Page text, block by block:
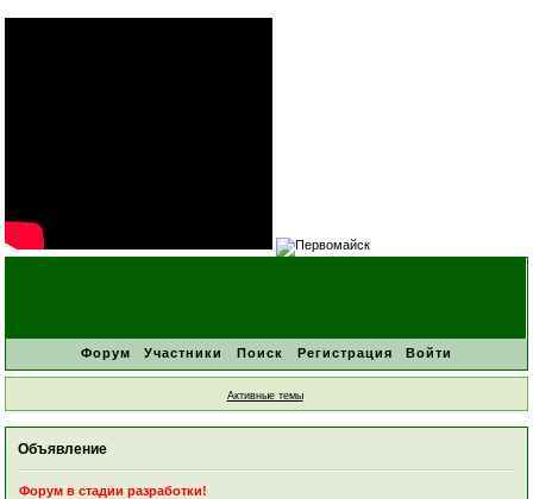
Форум Участники Поиск Регистрация Войти
Активные темы
Объявление
Форум в стадии разработки!